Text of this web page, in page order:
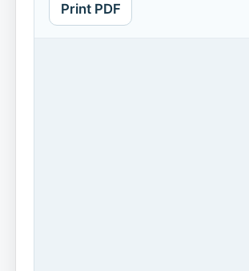
Print PDF